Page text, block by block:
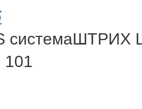
системаШТРИХ
101